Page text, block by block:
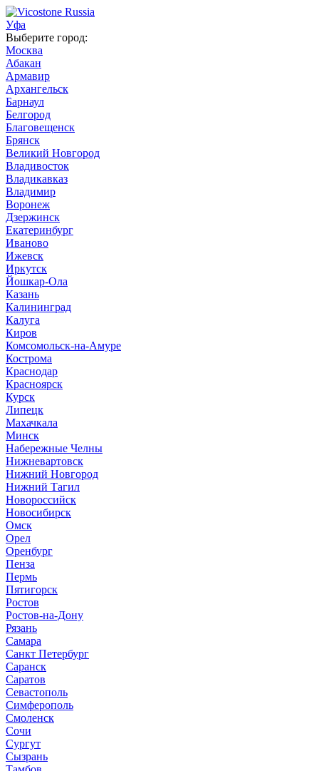
Уфа
Выберите город:
Москва
Абакан
Армавир
Архангельск
Барнаул
Белгород
Благовещенск
Брянск
Великий Новгород
Владивосток
Владикавказ
Владимир
Воронеж
Дзержинск
Екатеринбург
Иваново
Ижевск
Иркутск
Йошкар-Ола
Казань
Калининград
Калуга
Киров
Комсомольск-на-Амуре
Кострома
Краснодар
Красноярск
Курск
Липецк
Махачкала
Минск
Набережные Челны
Нижневартовск
Нижний Новгород
Нижний Тагил
Новороссийск
Новосибирск
Омск
Орел
Оренбург
Пенза
Пермь
Пятигорск
Ростов
Ростов-на-Дону
Рязань
Самара
Санкт Петербург
Саранск
Саратов
Севастополь
Симферополь
Смоленск
Сочи
Сургут
Сызрань